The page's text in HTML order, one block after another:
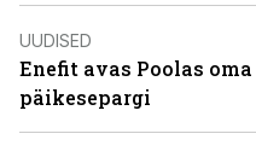
UUDISED
Enefit avas Poolas
päikesepargi